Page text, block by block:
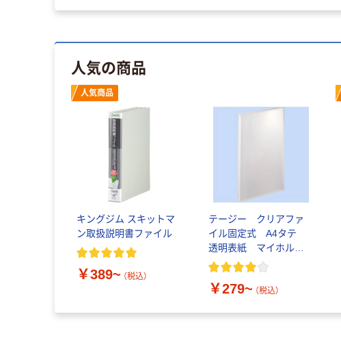
人気の商品
人気商品
キングジム スキットマ
ン取扱説明書ファイル
￥389~ （税込）
テージー クリアファ
イル固定式 A4タテ
透明表紙 マイホルダ
ー
￥279~ （税込）